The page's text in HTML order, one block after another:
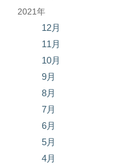
2021年
12月
11月
10月
9月
8月
7月
6月
5月
4月